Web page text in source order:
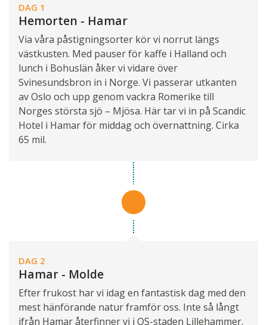
DAG 1
Hemorten - Hamar
Via våra påstigningsorter kör vi norrut längs
västkusten. Med pauser för kaffe i Halland och
lunch i Bohuslän åker vi vidare över
Svinesundsbron in i Norge. Vi passerar utkanten
av Oslo och upp genom vackra Romerike till
Norges största sjö – Mjösa. Här tar vi in på Scandic
Hotel i Hamar för middag och övernattning. Cirka
65 mil.
DAG 2
Hamar - Molde
Efter frukost har vi idag en fantastisk dag med den
mest hänförande natur framför oss. Inte så långt
ifrån Hamar återfinner vi i OS-staden Lillehammer.